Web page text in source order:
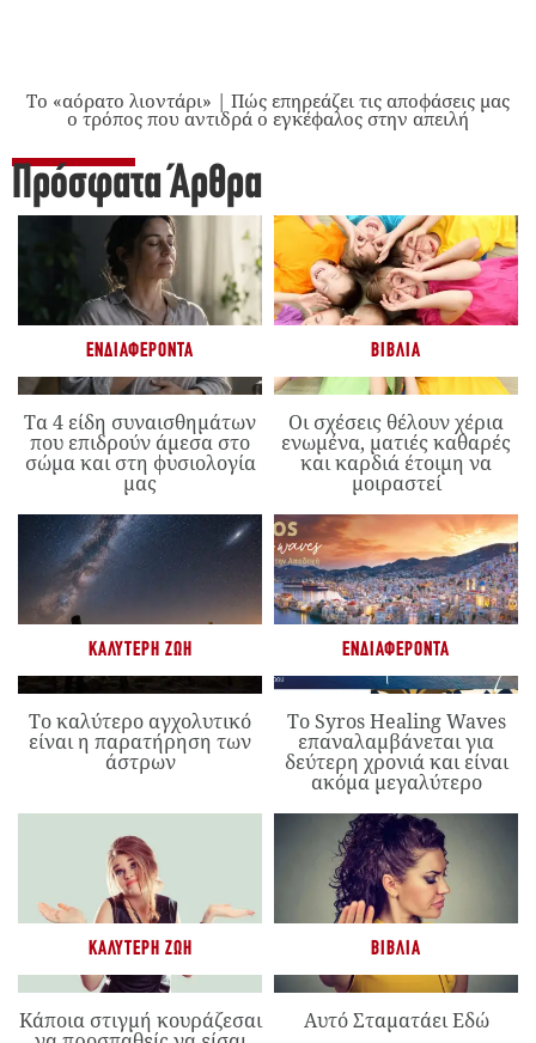
Το «αόρατο λιοντάρι» | Πώς επηρεάζει τις αποφάσεις μας
ο τρόπος που αντιδρά ο εγκέφαλος στην απειλή
Πρόσφατα Άρθρα
ΕΝΔΙΑΦΈΡΟΝΤΑ
Τα 4 είδη συναισθημάτων
που επιδρούν άμεσα στο
σώμα και στη φυσιολογία
μας
ΒΙΒΛΊΑ
Οι σχέσεις θέλουν χέρια
ενωμένα, ματιές καθαρές
και καρδιά έτοιμη να
μοιραστεί
ΚΑΛΎΤΕΡΗ ΖΩΉ
Το καλύτερο αγχολυτικό
είναι η παρατήρηση των
άστρων
ΕΝΔΙΑΦΈΡΟΝΤΑ
Το Syros Healing Waves
επαναλαμβάνεται για
δεύτερη χρονιά και είναι
ακόμα μεγαλύτερο
ΚΑΛΎΤΕΡΗ ΖΩΉ
Κάποια στιγμή κουράζεσαι
ΒΙΒΛΊΑ
Αυτό Σταματάει Εδώ